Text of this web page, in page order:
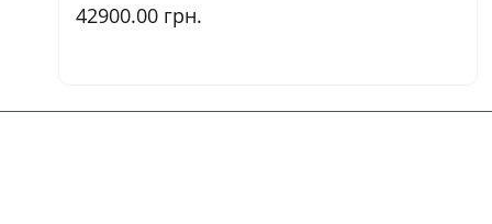
42900.00 грн.